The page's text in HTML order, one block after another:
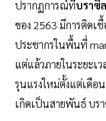
ปรากฏการณ์ที่บราซิล
ของ 2563 มีการติดเ
ประชากรในพื้นที่
แต่แล้วภายในระยะเ
รุนแรงใหม่ตั้งแต่เดื
เกิดเป็นสายพันธ์ บร